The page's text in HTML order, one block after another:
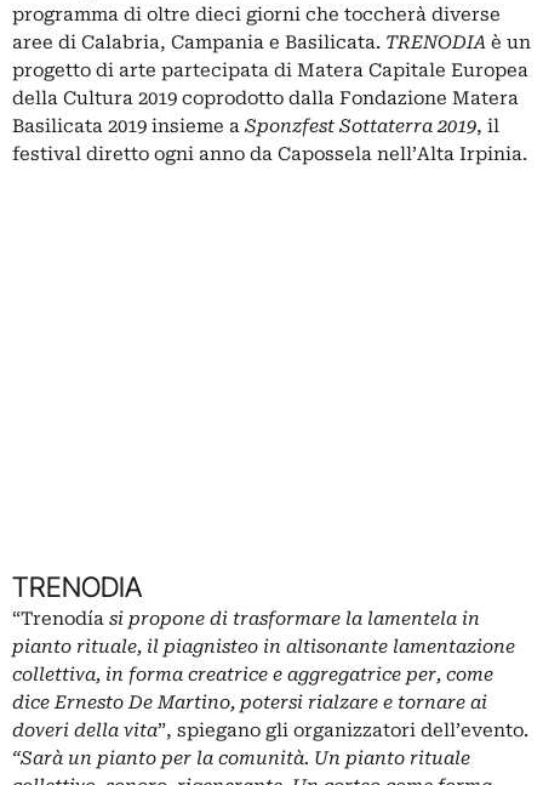
programma di oltre dieci giorni che toccherà diverse
aree di Calabria, Campania e Basilicata. TRENODIA è un
progetto di arte partecipata di Matera Capitale Europea
della Cultura 2019 coprodotto dalla Fondazione Matera
Basilicata 2019 insieme a Sponzfest Sottaterra 2019, il
festival diretto ogni anno da Capossela nell’Alta Irpinia.
TRENODIA
“Trenodía si propone di trasformare la lamentela in
pianto rituale, il piagnisteo in altisonante lamentazione
collettiva, in forma creatrice e aggregatrice per, come
dice Ernesto De Martino, potersi rialzare e tornare ai
doveri della vita”, spiegano gli organizzatori dell’evento.
“Sarà un pianto per la comunità. Un pianto rituale